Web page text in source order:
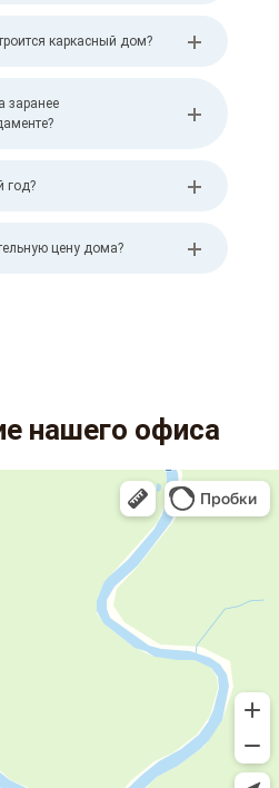
каркасный дом?
заранее
год?
цену дома?
нашего офиса